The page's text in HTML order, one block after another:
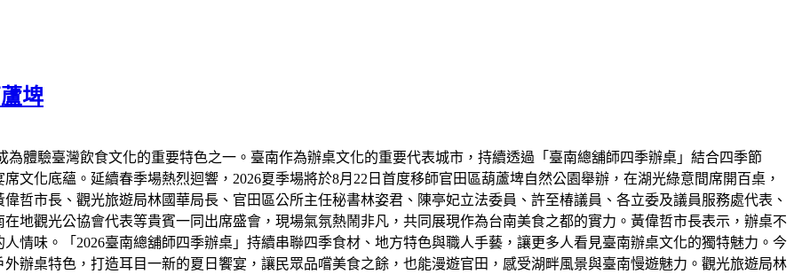
埤
為體驗臺灣飲食文化的重要特色之一。臺南作為辦桌文化的重要代表城市，持續透過「臺南總舖師四季辦桌」結合四季節
文化底蘊。延續春季場熱烈迴響，2026夏季場將於8月22日首度移師官田區葫蘆埤自然公園舉辦，在湖光綠意間席開百桌，
哲市長、觀光旅遊局林國華局長、官田區公所主任秘書林姿君、陳亭妃立法委員、許至椿議員、各立委及議員服務處代表、
地觀光公協會代表等貴賓一同出席盛會，現場氣氛熱鬧非凡，共同展現作為台南美食之都的實力。黃偉哲市長表示，辦桌不
情味。「2026臺南總舖師四季辦桌」持續串聯四季食材、地方特色與職人手藝，讓更多人看見臺南辦桌文化的獨特魅力。今
辦桌特色，打造耳目一新的夏日饗宴，讓民眾品嚐美食之餘，也能漫遊官田，感受湖畔風景與臺南慢遊魅力。觀光旅遊局林